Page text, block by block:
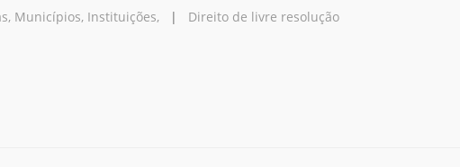
Municípios, Instituições,| Direito de livre resolução